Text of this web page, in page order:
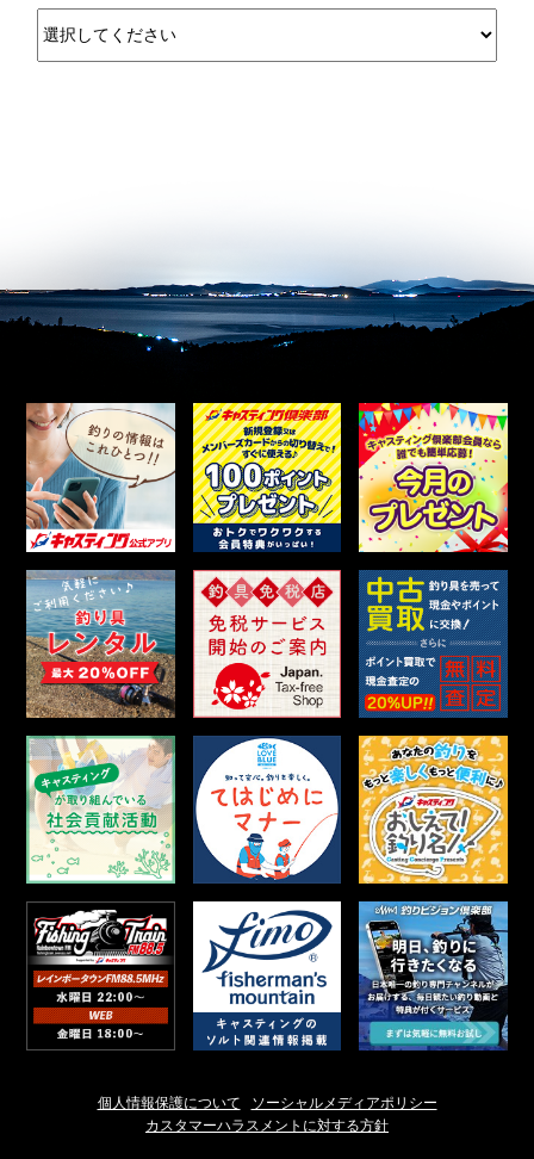
個人情報保護について
ソーシャルメディアポリシー
カスタマーハラスメントに対する方針